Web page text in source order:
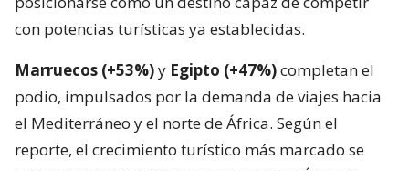
con potencias turísticas ya establecidas.
Marruecos (+53%)y Egipto (+47%)completan el
podio, impulsados por la demanda de viajes hacia
el Mediterráneo y el norte de África. Según el
reporte, el crecimiento turístico más marcado se